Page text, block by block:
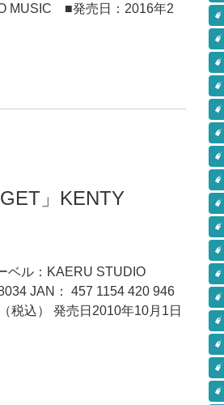
MUSIC ■発売日：2016年2
」KENTY
ベル：KAERU STUDIO
JAN： 457 1154 420 946
税込） 発売日2010年10月1日